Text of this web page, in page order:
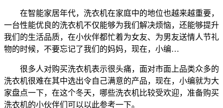
在智能家居年代，洗衣机在家庭中的地位也越来越重要，
一台性能优良的洗衣机不仅能够为我们解决烦恼，还能够提升
我们的生活品质，在小伙伴都忙着为女友、为男友送情人节礼
物的时候，不要忘记了我们的妈妈，现在，小编…
很多人对购买洗衣机表示很头痛，面对市面上品类众多的
洗衣机很难在其中选出令自己满意的产品，现在，小编就为大
家盘点一下，在这个冬天，哪些洗衣机比较受欢迎，准备购买
洗衣机的小伙伴们可以以此参考一下。